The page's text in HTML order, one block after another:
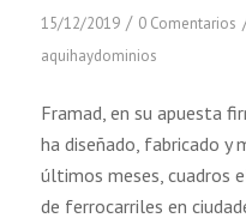
15/12/2019 / 0 Comentarios
aquihaydominios
Framad, en su apuesta
ha diseñado, fabricado y
últimos meses, cuadros
de ferrocarriles en